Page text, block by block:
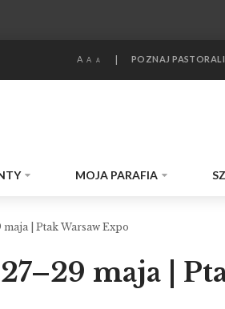
MOJA PARAFIA
A A A POZNAJ
| Ptak Warsaw Expo
maja |